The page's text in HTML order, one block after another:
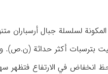
لسلسلة جبال أرسباران
بترسبات أکثر حداثة (ن.ص).